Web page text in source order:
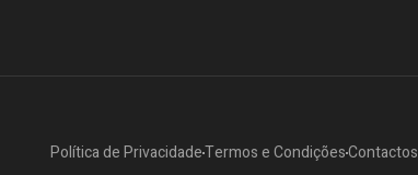
Política de PrivacidadeTermos e CondiçõesContactos